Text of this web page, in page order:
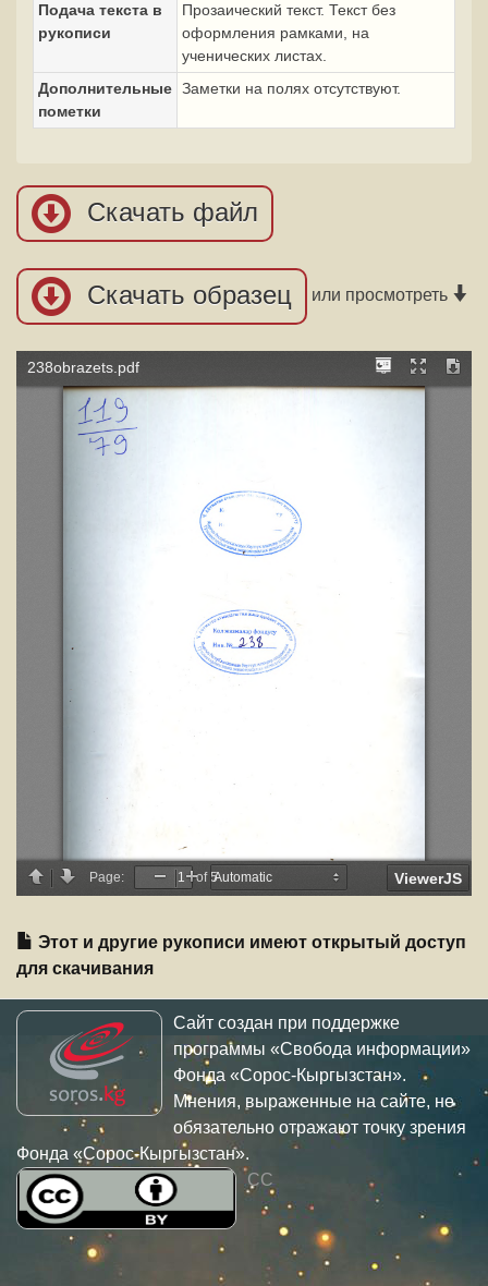
Подача текста в
рукописи
Прозаический текст. Текст без
оформления рамками, на
ученических листах.
Дополнительные
пометки
Заметки на полях отсутствуют.
Скачать файл
Скачать образец или просмотреть
Этот и другие рукописи имеют открытый доступ
для скачивания
Сайт создан при поддержке
программы «Свобода информации»
Фонда «Сорос-Кыргызстан».
Мнения, выраженные на сайте, не
обязательно отражают точку зрения
Фонда «Сорос-Кыргызстан».
CC